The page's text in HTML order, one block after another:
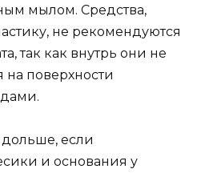
мылом. Средства,
не рекомендуются
так как внутрь они не
на поверхности
если
и основания у